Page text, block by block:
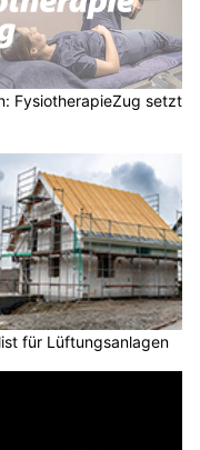
FysiotherapieZug setzt
für Lüftungsanlagen